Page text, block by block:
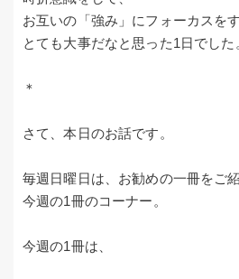
お互いの「強み」にフォーカスをす
とても大事だなと思った1日でした
＊
さて、本日のお話です。
毎週日曜日は、お勧めの一冊をご
今週の1冊のコーナー。
今週の1冊は、